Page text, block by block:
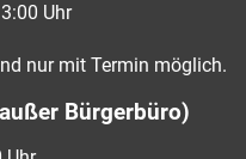
Uhr
nur mit Termin möglich.
Bürgerbüro)